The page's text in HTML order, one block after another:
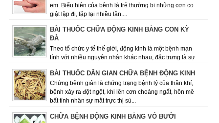
em. Biểu hiện của bệnh là trẻ thường bị những cơn co
giật lặp đi, lặp lại nhiều lần....
BÀI THUỐC CHỮA ĐỘNG KINH BẰNG CON KỲ
ĐÀ
Theo tổ chức y tế thế giới, động kinh là một bệnh mạn
tính với nhiều nguyên nhân khác nhau­­­­­, đặc trưng là sự
BÀI THUỐC DÂN GIAN CHỮA BỆNH ĐỘNG KINH
Chứng bệnh giản là chứng trạng bệnh lý của thần khí,
bệnh xảy ra đột ngột, khi lên cơn choáng ngất, hôn mê
bất tỉnh nhân sự mắt trực thị sù...
CHỮA BỆNH ĐỘNG KINH BẰNG VỎ BƯỞI